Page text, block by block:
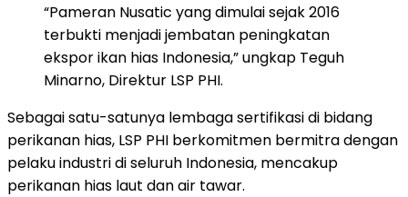
“Pameran Nusatic yang dimulai sejak 2016
terbukti menjadi jembatan peningkatan
ekspor ikan hias Indonesia,” ungkap Teguh
Minarno, Direktur LSP PHI.
Sebagai satu-satunya lembaga sertifikasi di bidang
perikanan hias, LSP PHI berkomitmen bermitra dengan
pelaku industri di seluruh Indonesia, mencakup
perikanan hias laut dan air tawar.